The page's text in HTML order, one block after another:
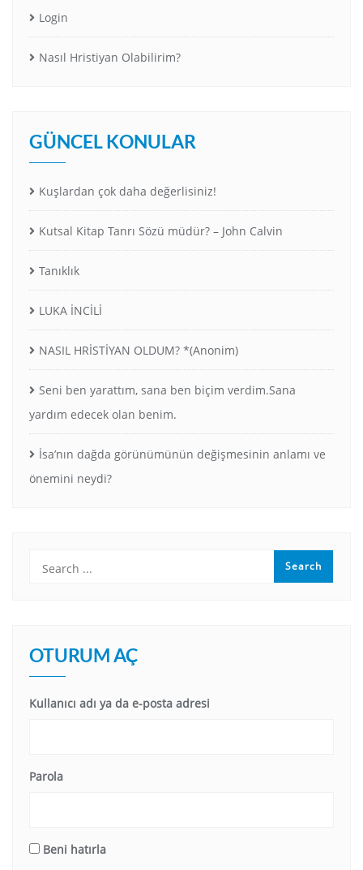
Login
Nasıl Hristiyan Olabilirim?
GÜNCEL KONULAR
Kuşlardan çok daha değerlisiniz!
Kutsal Kitap Tanrı Sözü müdür? – John Calvin
Tanıklık
LUKA İNCİLİ
NASIL HRİSTİYAN OLDUM? *(Anonim)
Seni ben yarattım, sana ben biçim verdim.Sana
yardım edecek olan benim.
İsa’nın dağda görünümünün değişmesinin anlamı ve
önemini neydi?
OTURUM AÇ
Kullanıcı adı ya da e-posta adresi
Parola
Beni hatırla